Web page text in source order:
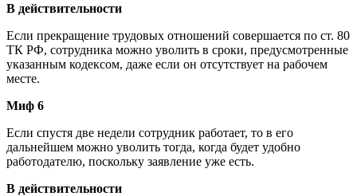
В действительности
Если прекращение трудовых отношений совершается по ст. 80
ТК РФ, сотрудника можно уволить в сроки, предусмотренные
указанным кодексом, даже если он отсутствует на рабочем
месте.
Миф 6
Если спустя две недели сотрудник работает, то в его
дальнейшем можно уволить тогда, когда будет удобно
работодателю, поскольку заявление уже есть.
В действительности